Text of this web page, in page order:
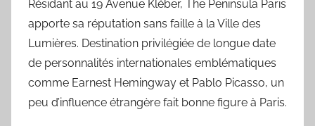
Résidant au 19 Avenue Kléber, The Peninsula Paris
apporte sa réputation sans faille à la Ville des
Lumières. Destination privilégiée de longue date
de personnalités internationales emblématiques
comme Earnest Hemingway et Pablo Picasso, un
peu d’influence étrangère fait bonne figure à Paris.